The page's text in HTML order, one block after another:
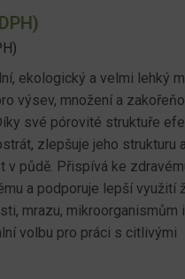
ekologický a velmi lehký
výsev, množení a
své pórovité struktuře
zlepšuje jeho strukturu a
v půdě. Přispívá ke
a podporuje lepší využití
mrazu, mikroorganismům
volbu pro práci s citlivými